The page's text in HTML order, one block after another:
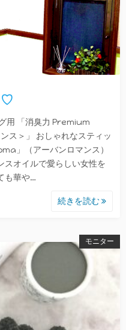
♡
用 「消臭力 Premium
ス＞」 おしゃれなスティッ
」（アーバンロマンス）
スオイルで愛らしい女性を
も華や…
続きを読む
モニター